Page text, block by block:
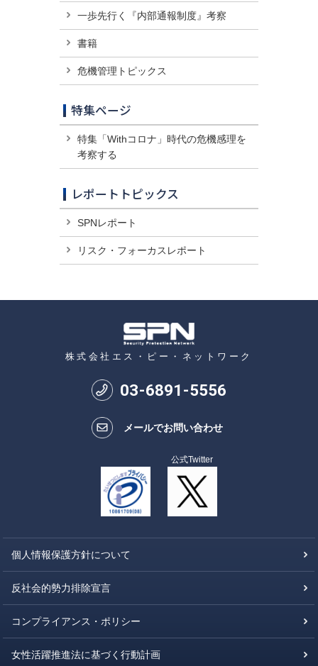
一歩先行く『内部通報制度』考察
書籍
危機管理トピックス
特集ページ
特集「Withコロナ」時代の危機感理を
考察する
レポートトピックス
SPNレポート
リスク・フォーカスレポート
株式会社エス・ピー・ネットワーク
03-6891-5556
メールでお問い合わせ
公式Twitter
個人情報保護方針について
反社会的勢力排除宣言
コンプライアンス・ポリシー
女性活躍推進法に基づく行動計画